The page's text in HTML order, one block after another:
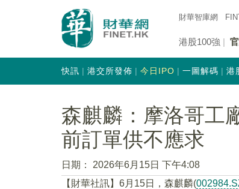
財華智庫網
港股100強
快訊 港交所發佈 今日IPO 一圖解碼 港
森麒麟：摩洛哥工
前訂單供不應求
日期：
2026年6月15日 下午4:08
【財華社訊】6月15日，森麒麟(